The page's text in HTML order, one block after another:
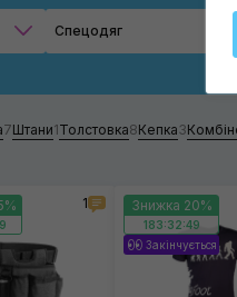
Спецодяг
7Штани1Толстовка8Кепка3
1 Знижка 20%
183:32:48
Закінчується